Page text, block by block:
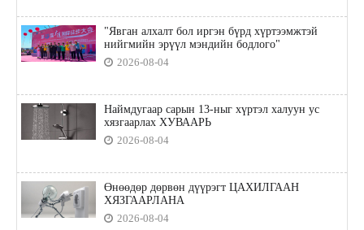
"Явган алхалт бол иргэн бүрд хүртээмжтэй
нийгмийн эрүүл мэндийн бодлого"
2026-08-04
Наймдугаар сарын 13-ныг хүртэл халуун ус
хязгаарлах ХУВААРЬ
2026-08-04
Өнөөдөр дөрвөн дүүрэгт ЦАХИЛГААН
ХЯЗГААРЛАНА
2026-08-04